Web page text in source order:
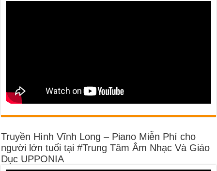
Truyền Hình Vĩnh Long – Piano Miễn Phí cho
người lớn tuổi tại #Trung Tâm Âm Nhạc Và Giáo
Dục UPPONIA